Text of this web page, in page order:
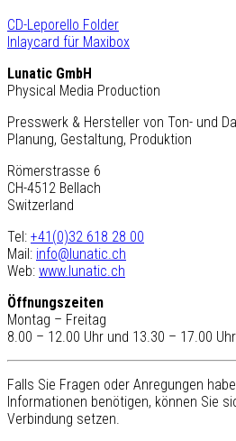
CD-Leporello Folder
Inlaycard für Maxibox
Lunatic GmbH
Physical Media Production
Presswerk & Hersteller von Ton- und
Planung, Gestaltung, Produktion
Römerstrasse 6
CH-4512 Bellach
Switzerland
Tel: +41(0)32 618 28 00
Mail: info@lunatic.ch
Web: www.lunatic.ch
Öffnungszeiten
Montag – Freitag
8.00 – 12.00 Uhr und 13.30 – 17.00 Uhr
Falls Sie Fragen oder Anregungen
Informationen benötigen, können Sie
Verbindung setzen.